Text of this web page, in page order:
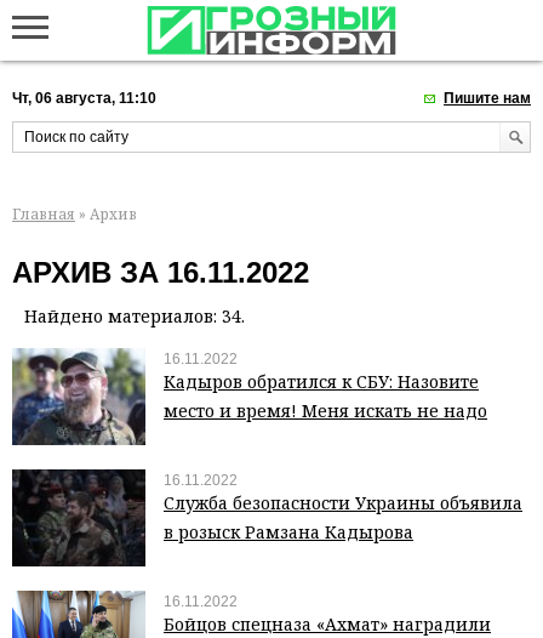
Чт, 06 августа, 11:10 Пишите нам
Главная » Архив
АРХИВ ЗА 16.11.2022
Найдено материалов: 34.
16.11.2022
Кадыров обратился к СБУ: Назовите
место и время! Меня искать не надо
16.11.2022
Служба безопасности Украины объявила
в розыск Рамзана Кадырова
16.11.2022
Бойцов спецназа «Ахмат» наградили